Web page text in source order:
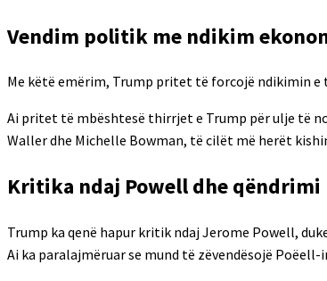
Vendim politik me ndikim
Me këtë emërim, Trump pritet të forcojë ndikimin e
Ai pritet të mbështesë thirrjet e Trump për ulje të
Waller dhe Michelle Bowman, të cilët më herët
Kritika ndaj Powell dhe
Trump ka qenë hapur kritik ndaj Jerome Powell,
Ai ka paralajmëruar se mund të zëvendësojë